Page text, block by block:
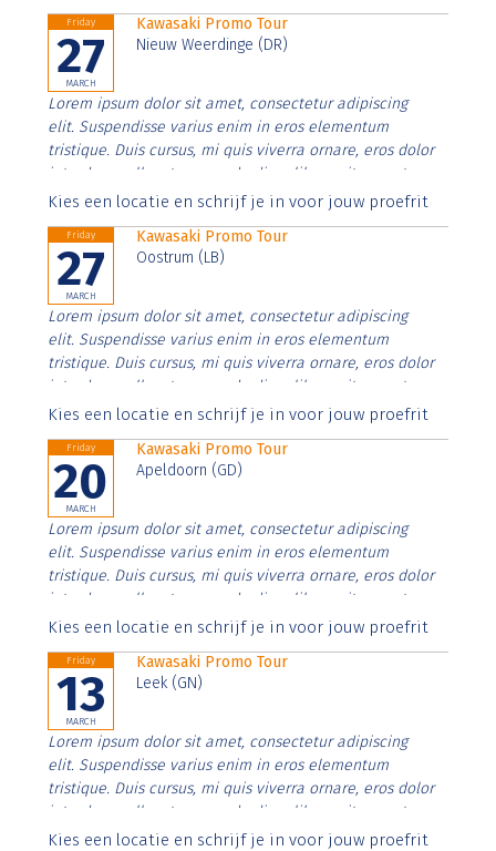
Friday
27
MARCH
Kawasaki Promo Tour
Nieuw Weerdinge (DR)
Lorem ipsum dolor sit amet, consectetur adipiscing
elit. Suspendisse varius enim in eros elementum
tristique. Duis cursus, mi quis viverra ornare, eros dolor
interdum nulla, ut commodo diam libero vitae erat.
Aenean faucibus nibh et justo cursus id rutrum lorem
Kies een locatie en schrijf je in voor jouw proefrit
Friday
27
MARCH
Kawasaki Promo Tour
Oostrum (LB)
Lorem ipsum dolor sit amet, consectetur adipiscing
elit. Suspendisse varius enim in eros elementum
tristique. Duis cursus, mi quis viverra ornare, eros dolor
interdum nulla, ut commodo diam libero vitae erat.
Aenean faucibus nibh et justo cursus id rutrum lorem
Kies een locatie en schrijf je in voor jouw proefrit
Friday
20
MARCH
Kawasaki Promo Tour
Apeldoorn (GD)
Lorem ipsum dolor sit amet, consectetur adipiscing
elit. Suspendisse varius enim in eros elementum
tristique. Duis cursus, mi quis viverra ornare, eros dolor
interdum nulla, ut commodo diam libero vitae erat.
Aenean faucibus nibh et justo cursus id rutrum lorem
Kies een locatie en schrijf je in voor jouw proefrit
Friday
13
MARCH
Kawasaki Promo Tour
Leek (GN)
Lorem ipsum dolor sit amet, consectetur adipiscing
elit. Suspendisse varius enim in eros elementum
tristique. Duis cursus, mi quis viverra ornare, eros dolor
interdum nulla, ut commodo diam libero vitae erat.
Aenean faucibus nibh et justo cursus id rutrum lorem
Kies een locatie en schrijf je in voor jouw proefrit